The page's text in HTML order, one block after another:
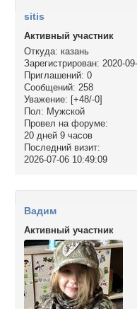
sitis
Активный участник
Откуда: казань
Зарегистрирован: 2020-
Приглашений: 0
Сообщений: 258
Уважение: [+48/-0]
Пол: Мужской
Провел на форуме:
20 дней 9 часов
Последний визит:
2026-07-06 10:49:09
Вадим
Активный участник